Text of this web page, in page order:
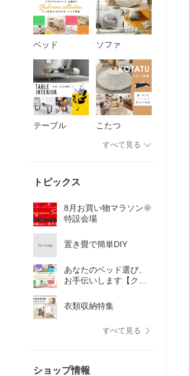
ベッド ソファ
テーブル こたつ
すべて見る
トピックス
8月お買い物マラソン🌞
特設会場
No Image 置き畳で簡単DIY
あなたのベッド選び、
お手伝いします【クオ
衣類収納特集
すべて見る
ショップ情報